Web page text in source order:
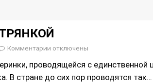
Комментарии отключены
проводящейся с единственной
В стране до сих пор проводятся так…